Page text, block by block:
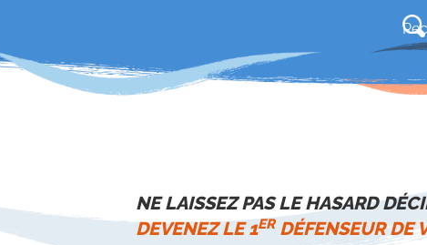
NE LAISSEZ PAS LE HASARD
DEVENEZ LE 1ERDÉFENSEUR DE